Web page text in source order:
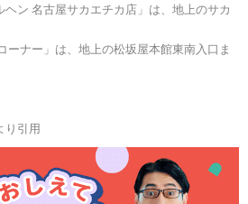
ン 名古屋サカエチカ店」は、地上のサカ
ナー」は、地上の松坂屋本館東南入口ま
り引用